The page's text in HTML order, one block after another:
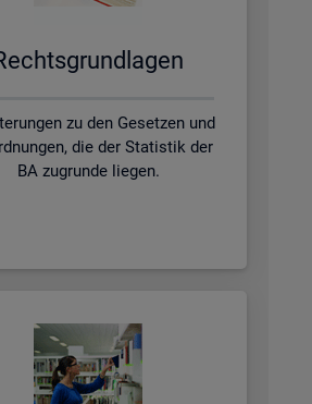
zu den Gesetzen und
die der Statistik der
BA zugrunde liegen.